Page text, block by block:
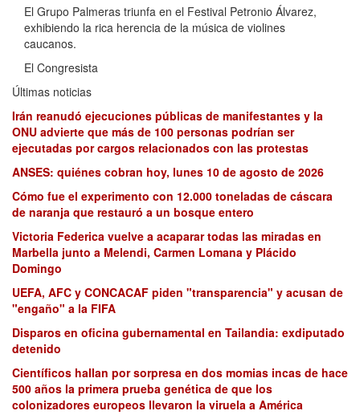
El Grupo Palmeras triunfa en el Festival Petronio Álvarez,
exhibiendo la rica herencia de la música de violines
caucanos.
El Congresista
Últimas noticias
Irán reanudó ejecuciones públicas de manifestantes y la
ONU advierte que más de 100 personas podrían ser
ejecutadas por cargos relacionados con las protestas
ANSES: quiénes cobran hoy, lunes 10 de agosto de 2026
Cómo fue el experimento con 12.000 toneladas de cáscara
de naranja que restauró a un bosque entero
Victoria Federica vuelve a acaparar todas las miradas en
Marbella junto a Melendi, Carmen Lomana y Plácido
Domingo
UEFA, AFC y CONCACAF piden "transparencia" y acusan de
"engaño" a la FIFA
Disparos en oficina gubernamental en Tailandia: exdiputado
detenido
Científicos hallan por sorpresa en dos momias incas de hace
500 años la primera prueba genética de que los
colonizadores europeos llevaron la viruela a América